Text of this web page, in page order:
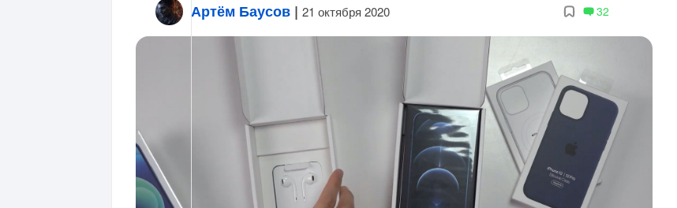
Артём Баусов | 21 октября 2020 32